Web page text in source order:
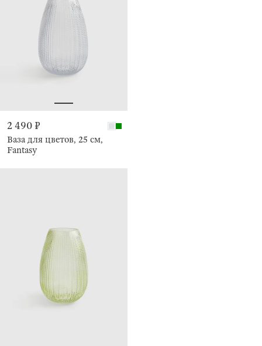
2 490 ₽
Ваза для цветов, 25 см,
Fantasy